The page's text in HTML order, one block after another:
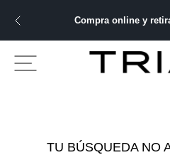
Compra online y
TU BÚSQUEDA NO
BUSCADOS